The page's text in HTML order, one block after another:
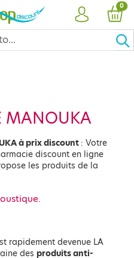
CUENTA
0
MANOUKA
à prix discount : Votre
discount en ligne
les produits de la
rapidement devenue LA
des produits anti-